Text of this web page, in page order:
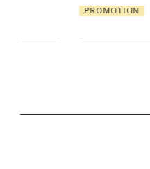
PROMOTION